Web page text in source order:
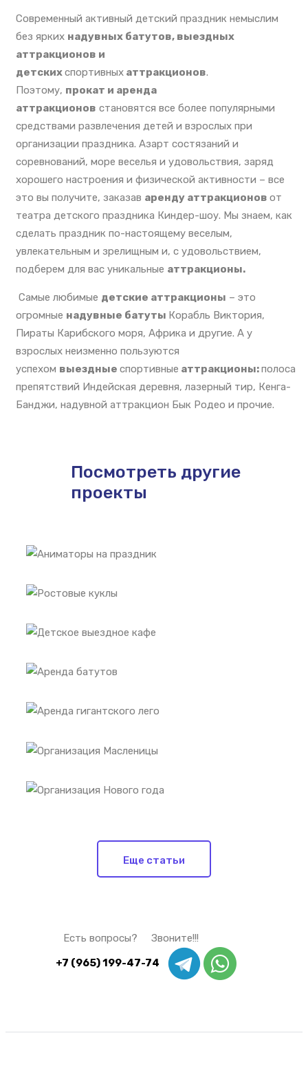
Современный активный детский праздник немыслим
без ярких надувных батутов, выездных
аттракционов и
детскихспортивных аттракционов.
Поэтому, прокат и аренда
аттракционов становятся все более популярными
средствами развлечения детей и взрослых при
организации праздника. Азарт состязаний и
соревнований, море веселья и удовольствия, заряд
хорошего настроения и физической активности – все
это вы получите, заказав аренду аттракционов от
театра детского праздника Киндер-шоу. Мы знаем, как
сделать праздник по-настоящему веселым,
увлекательным и зрелищным и, с удовольствием,
подберем для вас уникальные аттракционы.
Самые любимые детские аттракционы – это
огромные надувные батуты Корабль Виктория,
Пираты Карибского моря, Африка и другие. А у
взрослых неизменно пользуются
успехом выездные спортивные аттракционы:полоса
препятствий Индейская деревня, лазерный тир, Кенга-
Банджи, надувной аттракцион Бык Родео и прочие.
Посмотреть другие
проекты
Еще статьи
Есть вопросы? Звоните!!!
+7 (965) 199-47-74